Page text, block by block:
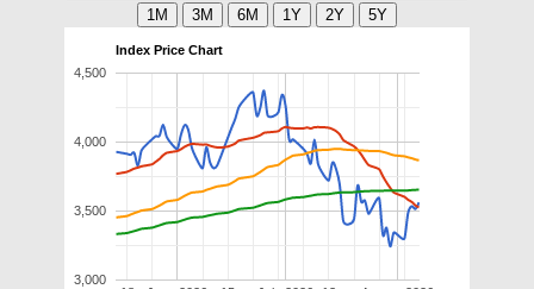
Index Price Chart
3,000
3,500
4,000
4,500